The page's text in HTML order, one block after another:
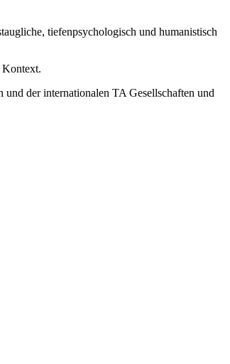
tiefenpsychologisch und humanistisch
Kontext.
der internationalen TA Gesellschaften und